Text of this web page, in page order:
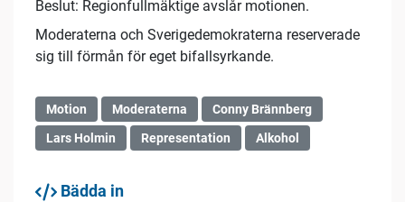
Beslut: Regionfullmäktige avslår motionen.
Moderaterna och Sverigedemokraterna reserverade
sig till förmån för eget bifallsyrkande.
Motion Moderaterna
Conny Brännberg
Lars Holmin
Representation Alkohol
Bädda in